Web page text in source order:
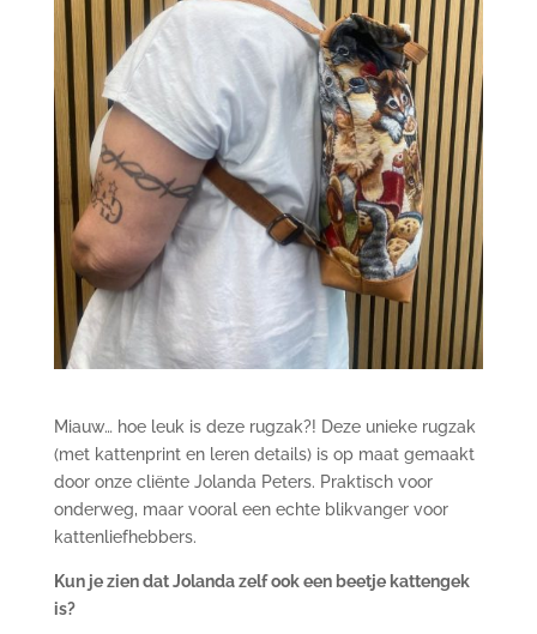
Miauw… hoe leuk is deze rugzak?! Deze unieke rugzak
(met kattenprint en leren details) is op maat gemaakt
door onze cliënte Jolanda Peters. Praktisch voor
onderweg, maar vooral een echte blikvanger voor
kattenliefhebbers.
Kun je zien dat Jolanda zelf ook een beetje kattengek
is?